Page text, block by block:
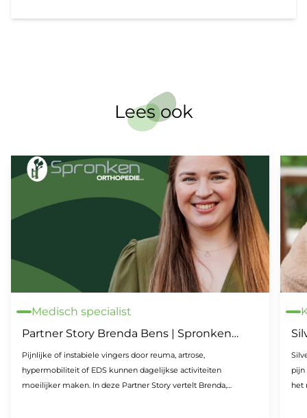
Lees ook
Medisch specialist
Partner Story Brenda Bens | Spronken
Orthopedie
Pijnlijke of instabiele vingers door reuma, artrose,
hypermobiliteit of EDS kunnen dagelijkse activiteiten
moeilijker maken. In deze Partner Story vertelt Brenda,
pijn
het